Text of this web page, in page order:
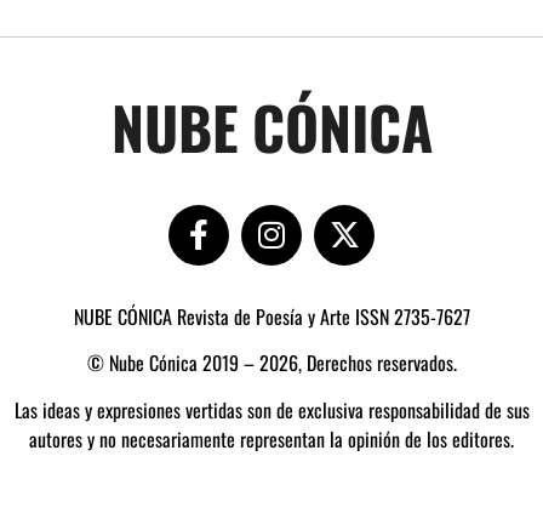
NUBE CÓNICA
NUBE CÓNICA Revista de Poesía y Arte ISSN 2735-7627
© Nube Cónica 2019 – 2026, Derechos reservados.
Las ideas y expresiones vertidas son de exclusiva responsabilidad de sus
autores y no necesariamente representan la opinión de los editores.